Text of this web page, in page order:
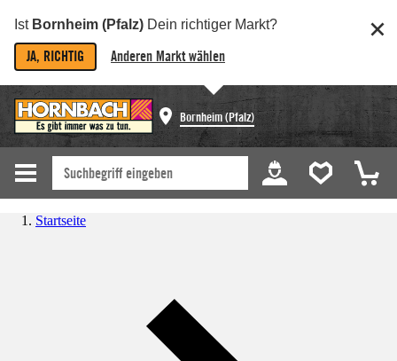
Ist Bornheim (Pfalz) Dein richtiger Markt?
JA, RICHTIG Anderen Markt wählen
Bornheim (Pfalz)
Startseite